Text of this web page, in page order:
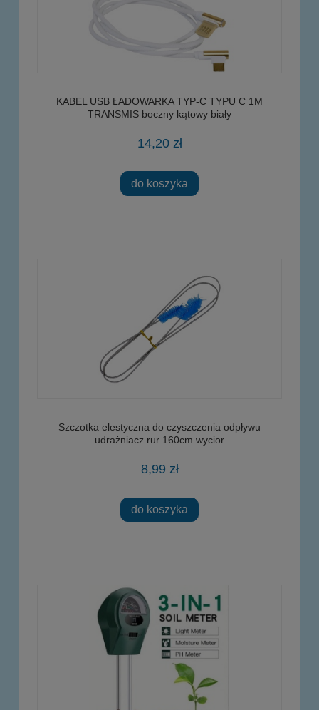
KABEL USB ŁADOWARKA TYP-C TYPU C 1M
TRANSMIS boczny kątowy biały
14,20 zł
do koszyka
Szczotka elestyczna do czyszczenia odpływu
udrażniacz rur 160cm wycior
8,99 zł
do koszyka